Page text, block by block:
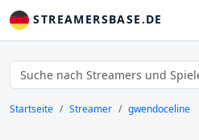
STREAMERSBASE.DE
Startseite Streamer gwendoceline